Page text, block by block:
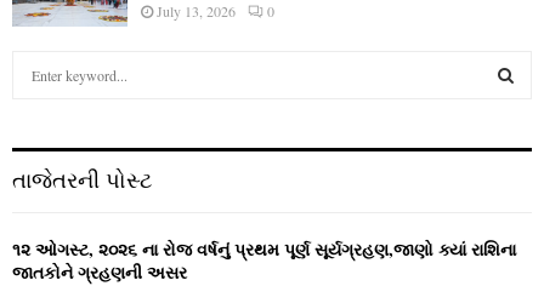
July 13, 2026 0
h
o
r
તાજેતરની પોસ્ટ
૧૨ ઓગસ્ટ, ૨૦૨૬ ના રોજ વર્ષનું પ્રથમ પૂર્ણ સૂર્યગ્રહણ,જાણો ક્યાં રાશિના
જાતકોને ગ્રહણની અસર